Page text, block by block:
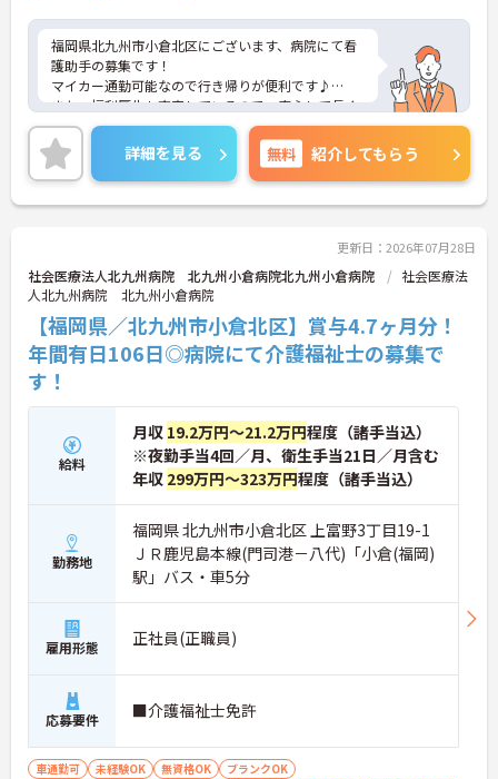
福岡県北九州市小倉北区にございます、病院にて看
護助手の募集です！
マイカー通勤可能なので行き帰りが便利です♪
また、福利厚生も充実しているので、安心して長く
働くことが出来る環境が整っていますよ◎
ご興味のある方は、マイナビ介護職までお問い合わ
せください。
詳細を見る 無料 紹介してもらう
更新日：2026年07月28日
社会医療法人北九州病院 北九州小倉病院北九州小倉病院
社会医療法
人北九州病院 北九州小倉病院
【福岡県／北九州市小倉北区】賞与4.7ヶ月分！
年間有日106日◎病院にて介護福祉士の募集で
す！
給料
月収 19.2万円～21.2万円程度（諸手当込）
※夜勤手当4回／月、衛生手当21日／月含む
年収 299万円～323万円程度（諸手当込）
勤務地
福岡県 北九州市小倉北区 上富野3丁目19-1
ＪＲ鹿児島本線(門司港－八代)「小倉(福岡)
駅」バス・車5分
雇用形態 正社員(正職員)
応募要件 ■介護福祉士免許
車通勤可 未経験OK 無資格OK
ブランクOK